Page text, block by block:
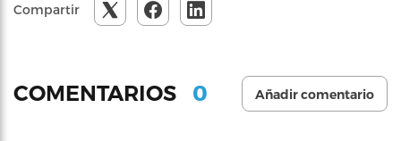
Compartir
COMENTARIOS 0 Añadir comentario